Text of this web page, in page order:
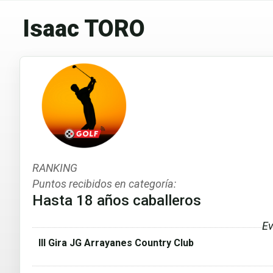
Isaac TORO
RANKING
Puntos recibidos en categoría:
Hasta 18 años caballeros
III Gira JG Arrayanes Country Club